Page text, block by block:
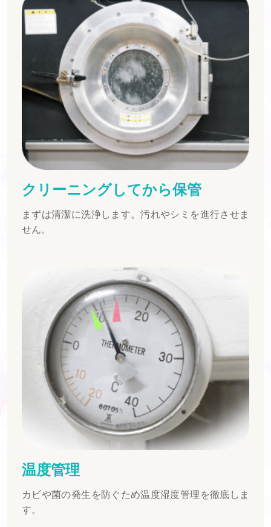
クリーニングしてから保管
まずは清潔に洗浄します。汚れやシミを進行させま
せん。
温度管理
カビや菌の発生を防ぐため温度湿度管理を徹底しま
す。